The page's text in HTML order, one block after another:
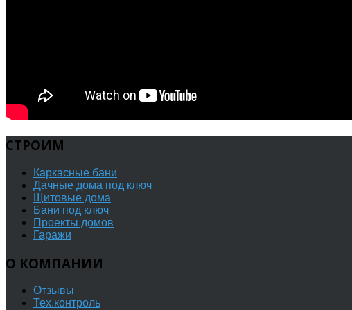
СТРОИМ
Каркасные бани
Дачные дома под ключ
Щитовые дома
Бани под ключ
Проекты домов
Гаражи
О КОМПАНИИ
Отзывы
Тех.контроль